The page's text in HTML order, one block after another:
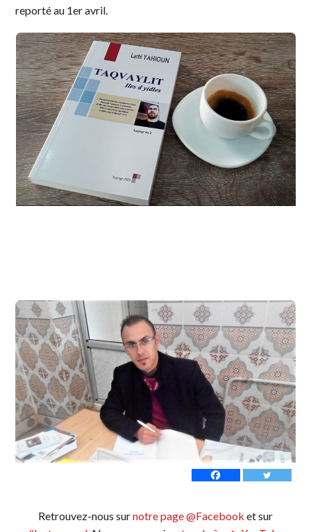
reporté au 1er avril.
Retrouvez-nous surnotre page @Facebook et sur